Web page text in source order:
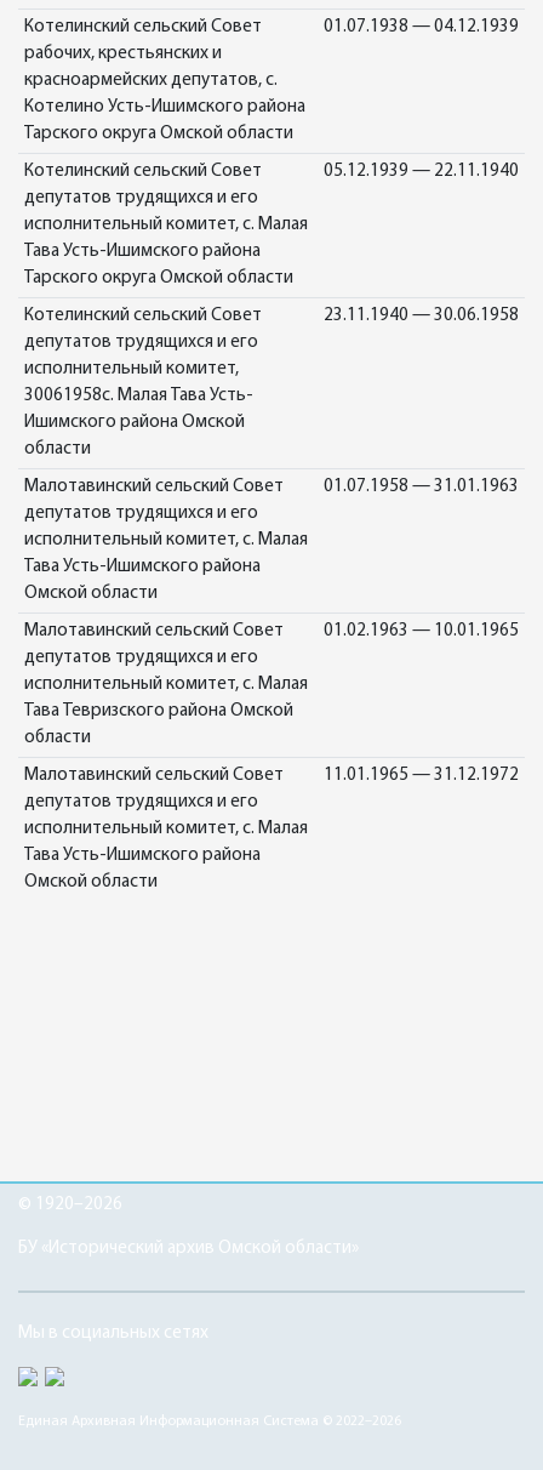
Котелинский сельский Совет
рабочих, крестьянских и
красноармейских депутатов, с.
Котелино Усть-Ишимского района
Тарского округа Омской области
01.07.1938 — 04.12.1939
Котелинский сельский Совет
депутатов трудящихся и его
исполнительный комитет, с. Малая
Тава Усть-Ишимского района
Тарского округа Омской области
05.12.1939 — 22.11.1940
Котелинский сельский Совет
депутатов трудящихся и его
исполнительный комитет,
30061958с. Малая Тава Усть-
Ишимского района Омской
области
23.11.1940 — 30.06.1958
Малотавинский сельский Совет
депутатов трудящихся и его
исполнительный комитет, с. Малая
Тава Усть-Ишимского района
Омской области
01.07.1958 — 31.01.1963
Малотавинский сельский Совет
депутатов трудящихся и его
исполнительный комитет, с. Малая
Тава Тевризского района Омской
области
01.02.1963 — 10.01.1965
Малотавинский сельский Совет
депутатов трудящихся и его
исполнительный комитет, с. Малая
Тава Усть-Ишимского района
Омской области
11.01.1965 — 31.12.1972
© 1920–2026
БУ «Исторический архив Омской области»
Мы в социальных сетях
Единая Архивная Информационная Система © 2022–2026